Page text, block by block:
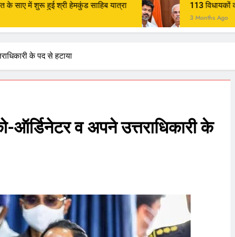
साहिब यात्रा 113 विधायकों का समर्थन फिर भी इंतज़ार,
3 Months Ago
के पद से हटाया
व अपने उत्तराधिकारी के